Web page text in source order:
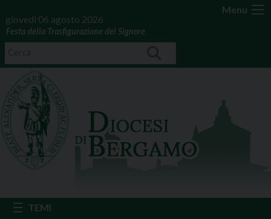
Menu
giovedì 06 agosto 2026
Festa della Trasfigurazione del Signore